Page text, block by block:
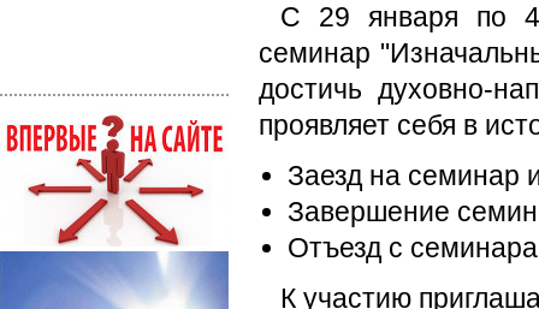
С 29 января по 4
семинар
достичь духовно-
проявляет себя в
Заезд на семинар
Завершение
Отъезд с
К участию